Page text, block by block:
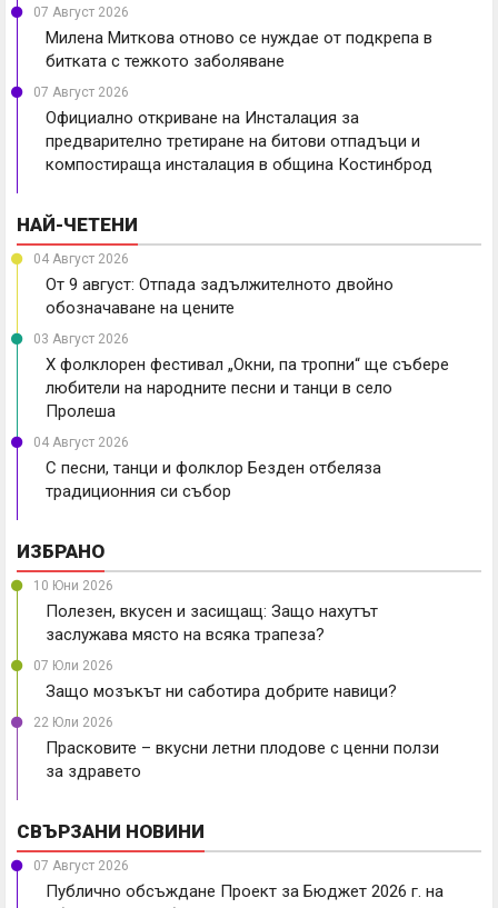
07 Август 2026
Милена Миткова отново се нуждае от подкрепа в
битката с тежкото заболяване
07 Август 2026
Официално откриване на Инсталация за
предварително третиране на битови отпадъци и
компостираща инсталация в община Костинброд
НАЙ-ЧЕТЕНИ
04 Август 2026
От 9 август: Отпада задължителното двойно
обозначаване на цените
03 Август 2026
X фолклорен фестивал „Окни, па тропни“ ще събере
любители на народните песни и танци в село
Пролеша
04 Август 2026
С песни, танци и фолклор Безден отбеляза
традиционния си събор
ИЗБРАНО
10 Юни 2026
Полезен, вкусен и засищащ: Защо нахутът
заслужава място на всяка трапеза?
07 Юли 2026
Защо мозъкът ни саботира добрите навици?
22 Юли 2026
Прасковите – вкусни летни плодове с ценни ползи
за здравето
СВЪРЗАНИ НОВИНИ
07 Август 2026
Публично обсъждане Проект за Бюджет 2026 г. на